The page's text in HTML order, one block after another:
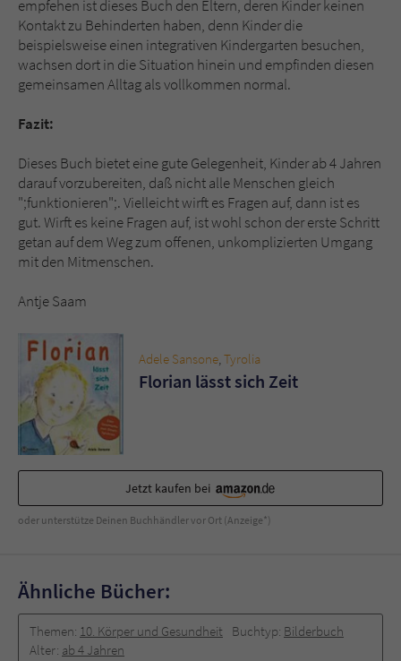
empfehen ist dieses Buch den Eltern, deren Kinder keinen
Kontakt zu Behinderten haben, denn Kinder die
beispielsweise einen integrativen Kindergarten besuchen,
wachsen dort in die Situation hinein und empfinden diesen
gemeinsamen Alltag als vollkommen normal.
Fazit:
Dieses Buch bietet eine gute Gelegenheit, Kinder ab 4 Jahren
darauf vorzubereiten, daß nicht alle Menschen gleich
";funktionieren";. Vielleicht wirft es Fragen auf, dann ist es
gut. Wirft es keine Fragen auf, ist wohl schon der erste Schritt
getan auf dem Weg zum offenen, unkomplizierten Umgang
mit den Mitmenschen.
Antje Saam
Adele Sansone,Tyrolia
Florian lässt sich Zeit
Jetzt kaufen bei
oder unterstütze Deinen Buchhändler vor Ort (Anzeige*)
Ähnliche Bücher:
Themen: 10. Körper und Gesundheit Buchtyp: Bilderbuch
Alter: ab 4 Jahren